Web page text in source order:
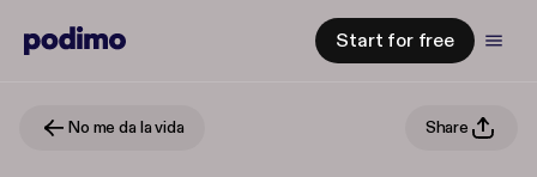
Start for free
No me da la vida Share